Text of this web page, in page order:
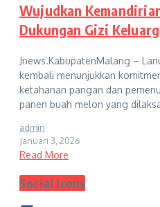
Wujudkan
Dukungan Gizi
Jnews.KabupatenMalang –
kembali menunjukkan
ketahanan pangan dan
panen buah melon yang
admin
Januari 3, 2026
Read More
Social Icons